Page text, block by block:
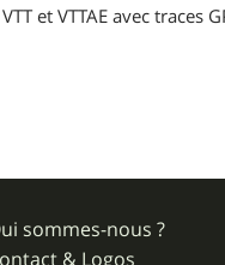
et VTTAE avec traces
sommes-nous ?
& Logos